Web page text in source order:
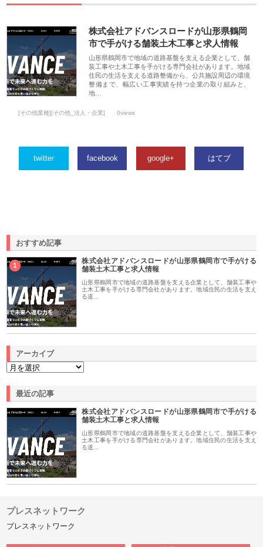
株式会社アドバンスロードが山形県鶴岡
市で手がける舗装土木工事と求人情報
山形県鶴岡市で地域の道路基盤を支える企業として、舗
装工事や土木工事を手がける専門会社があります。地域
住民の生活を支える道路整備から、公共施設周辺の環境
整備まで、幅広い工事実績を持つ企業の取り組みと、
地…
[その他業種][その他_法人・企業] 0views
twitter facebook google+ はてブ
おすすめ記事
1
株式会社アドバンスロードが山形県鶴岡市で手がける
舗装土木工事と求人情報
山形県鶴岡市で地域の道路基盤を支える企業として、舗装工事や
土木工事を手がける専門会社があります。地域住民の生活を支え
る道…
アーカイブ
最近の記事
株式会社アドバンスロードが山形県鶴岡市で手がける
舗装土木工事と求人情報
山形県鶴岡市で地域の道路基盤を支える企業として、舗装工事や
土木工事を手がける専門会社があります。地域住民の生活を支え
る道…
プレスネットワーク
プレスネットワーク